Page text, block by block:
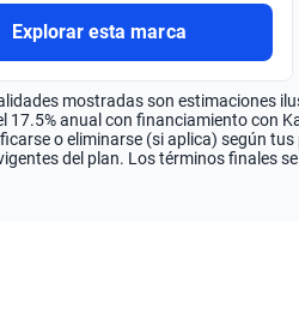
Explorar esta marca
mostradas son estimaciones
17.5% anual con financiamiento con
o eliminarse (si aplica) según
del plan. Los términos finales